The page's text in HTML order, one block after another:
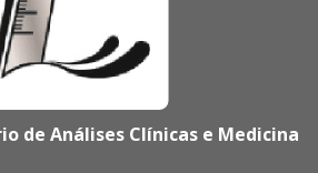
de Análises Clínicas e Medicina